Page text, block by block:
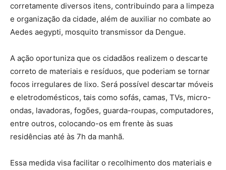
corretamente diversos itens, contribuindo para a limpeza
e organização da cidade, além de auxiliar no combate ao
Aedes aegypti, mosquito transmissor da Dengue.
A ação oportuniza que os cidadãos realizem o descarte
correto de materiais e resíduos, que poderiam se tornar
focos irregulares de lixo. Será possível descartar móveis
e eletrodomésticos, tais como sofás, camas, TVs, micro-
ondas, lavadoras, fogões, guarda-roupas, computadores,
entre outros, colocando-os em frente às suas
residências até às 7h da manhã.
Essa medida visa facilitar o recolhimento dos materiais e